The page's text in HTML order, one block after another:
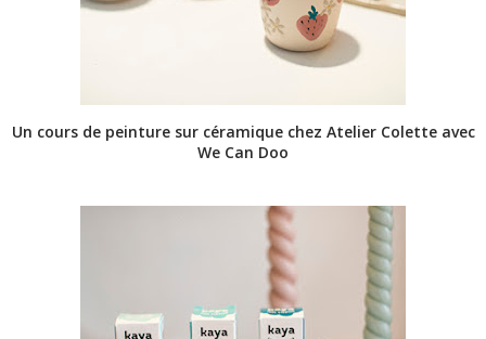
Un cours de peinture sur céramique chez Atelier Colette avec
We Can Doo